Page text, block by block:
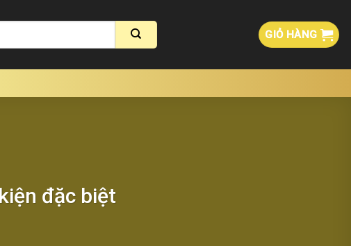
GIỎ HÀNG
đặc biệt